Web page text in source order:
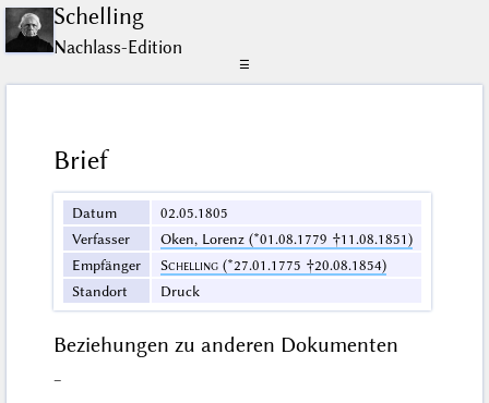
Schelling
Nachlass-Edition
☰
Brief
Datum
02.05.1805
Verfasser
Oken, Lorenz (*01.08.1779 †11.08.1851)
Empfänger
Schelling (*27.01.1775 †20.08.1854)
Standort
Druck
Beziehungen zu anderen Dokumenten
–